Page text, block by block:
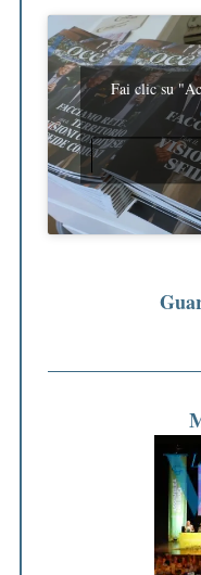
Fai clic su